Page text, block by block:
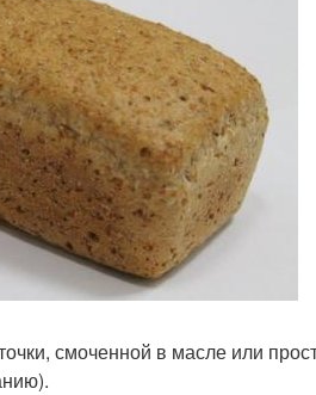
смоченной в масле или